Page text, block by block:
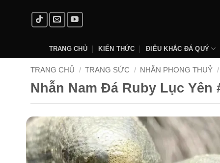
TRANG CHỦ KIẾN THỨC ĐIÊU KHẮC ĐÁ QUÝ
TRANG CHỦ / TRANG SỨC / NHẪN PHONG THUỶ /
Nhẫn Nam Đá Ruby Lục Yên